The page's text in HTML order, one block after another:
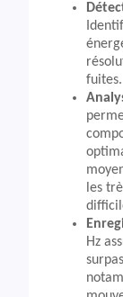
fuites.
les
Hz